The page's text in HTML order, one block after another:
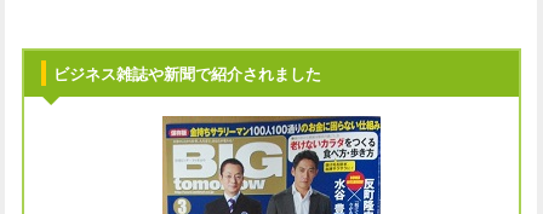
ビジネス雑誌や新聞で紹介されました